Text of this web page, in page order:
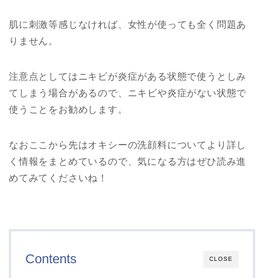
肌に刺激等感じなければ、女性が使っても全く問題あ
りません。
注意点としてはニキビが炎症がある状態で使うとしみ
てしまう場合があるので、ニキビや炎症がない状態で
使うことをお勧めします。
なおここから先はオキシーの洗顔料についてより詳し
く情報をまとめているので、気になる方はぜひ読み進
めてみてくださいね！
CLOSE
Contents